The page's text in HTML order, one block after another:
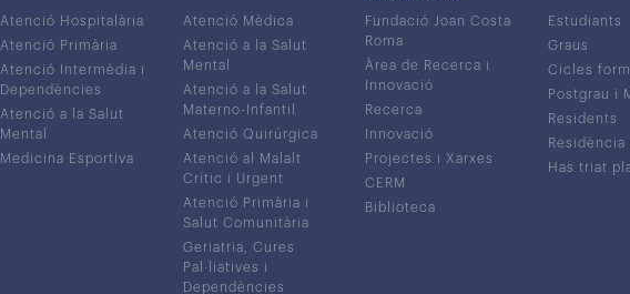
Atenció Hospitalària
Atenció Primària
Atenció Intermèdia i
Dependències
Atenció a la Salut
Mental
Medicina Esportiva
Atenció Mèdica
Atenció a la Salut
Mental
Atenció a la Salut
Materno-Infantil
Atenció Quirúrgica
Atenció al Malalt
Crític i Urgent
Atenció Primària i
Salut Comunitària
Geriatria, Cures
Pal·liatives i
Dependències
Fundació Joan Costa
Roma
Àrea de Recerca i
Innovació
Recerca
Innovació
Projectes i Xarxes
CERM
Biblioteca
Estudiants
Graus
Cicles
Postgrau i
Residents
Residència
Has triat